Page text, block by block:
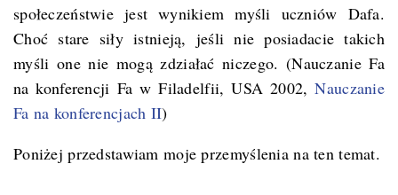
społeczeństwie jest wynikiem myśli uczniów Dafa.
Choć stare siły istnieją, jeśli nie posiadacie takich
myśli one nie mogą zdziałać niczego. (Nauczanie Fa
na konferencji Fa w Filadelfii, USA 2002,Nauczanie
Fa na konferencjach II)
Poniżej przedstawiam moje przemyślenia na ten temat.